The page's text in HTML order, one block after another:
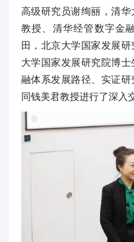
高级研究员谢绚丽，清华
教授、清华经管数字金
田，北京大学国家发展
大学国家发展研究院博
融体系发展路径、实证
同钱美君教授进行了深入